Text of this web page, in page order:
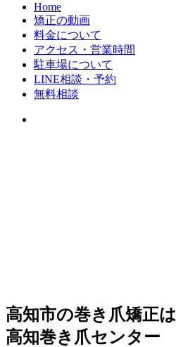
Home
矯正の動画
料金について
アクセス・営業時間
駐車場について
LINE相談・予約
無料相談
高知市の巻き爪矯正は
高知巻き爪センター